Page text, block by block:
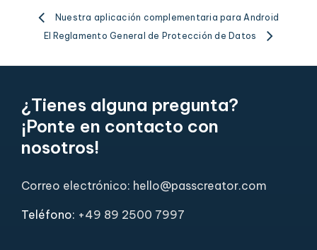
Nuestra aplicación complementaria para Android
El Reglamento General de Protección de Datos
¿Tienes alguna pregunta?
¡Ponte en contacto con
nosotros!
Correo electrónico: hello@passcreator.com
Teléfono: +49 89 2500 7997